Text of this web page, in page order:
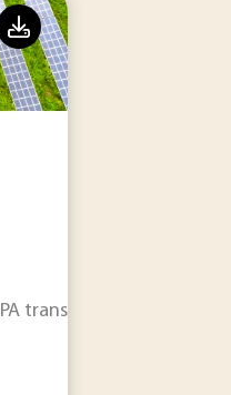
transforment les